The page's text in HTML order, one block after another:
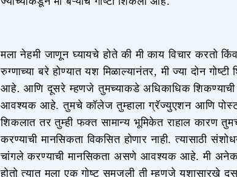
मला नेहमी जाणून घ्यायचे होते की मी काय विचार करतो
रुग्णाच्या बरे होण्यात यश मिळाल्यानंतर, मी ज्या दोन
आहे. आणि दूसरे म्हणजे तुमच्याकडे अधिकाधिक शिकण्याची
आवश्यक आहे. तुमचे कॉलेज तुम्हाला ग्रॅज्युएशन आणि
शिकलात तर तुम्ही फक्त सामान्य भूमिकेत राहाल कारण
करण्याची मानसिकता विकसित होणार नाही. त्यासाठी
चांगले करण्याची मानसिकता असणे आवश्यक आहे. मी अनेक
होतो त्यात मला एक गोष्ट समजली ती म्हणजे यशासारखे